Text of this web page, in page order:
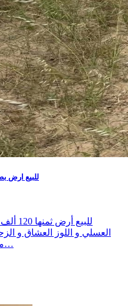
للبيع ارض بطريق العين
العسلي و اللوز العشاق و
مساحتها أكثر بقليل من هكتار مكانها…